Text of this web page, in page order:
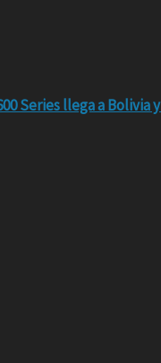
Series llega a